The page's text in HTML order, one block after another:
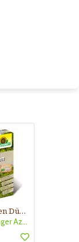
Azet Koniferen Dünger
Koniferendünger Azet